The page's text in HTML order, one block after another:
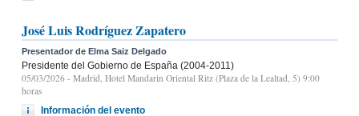
José Luis Rodríguez Zapatero
Presentador de Elma Saiz Delgado
Presidente del Gobierno de España (2004-2011)
05/03/2026 - Madrid, Hotel Mandarin Oriental Ritz (Plaza de la Lealtad, 5) 9:00
horas
Información del evento